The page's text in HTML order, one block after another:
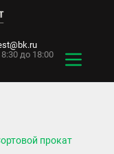
до 18:00
прокат